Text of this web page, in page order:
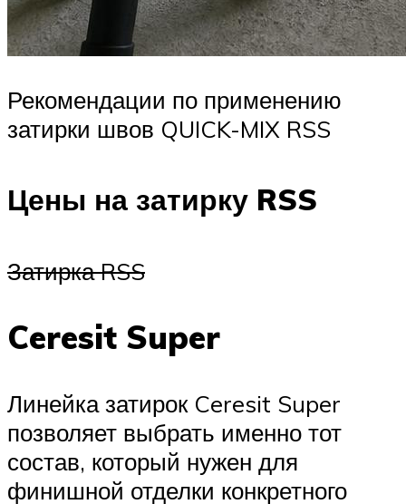
Рекомендации по применению
затирки швов QUICK-MIX RSS
Цены на затирку RSS
Затирка RSS
Ceresit Super
Линейка затирок Ceresit Super
позволяет выбрать именно тот
состав, который нужен для
финишной отделки конкретного